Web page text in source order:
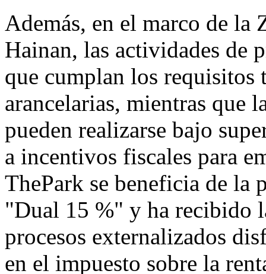
Además, en el marco de la
Hainan, las actividades de
que cumplan los requisitos
arancelarias, mientras que
pueden realizarse bajo
a incentivos fiscales para
ThePark se beneficia de la
"Dual 15 %" y ha recibido
procesos externalizados
en el impuesto sobre la